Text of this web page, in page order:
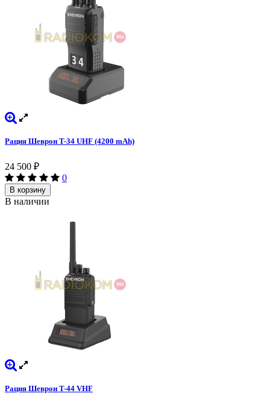
Рация Шеврон T-34 UHF (4200 mAh)
24 500 ₽
0
В корзину
В наличии
Рация Шеврон T-44 VHF